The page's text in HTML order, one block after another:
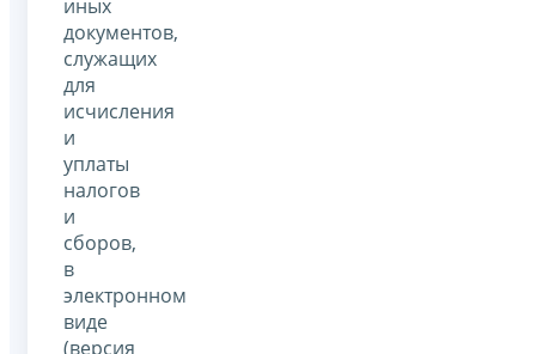
иных
документов,
служащих
для
исчисления
и
уплаты
налогов
и
сборов,
в
электронном
виде
(версия